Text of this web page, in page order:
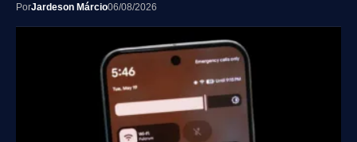
PorJardeson Márcio06/08/2026